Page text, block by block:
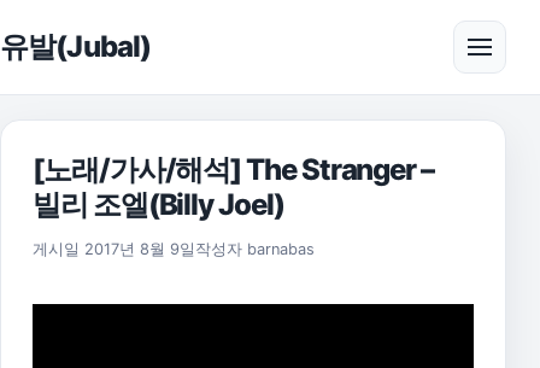
유발(Jubal) 메뉴
[노래/가사/해석] The Stranger –
빌리 조엘(Billy Joel)
게시일 2017년 8월 9일 2021년 7월 15일
작성자 barnabas